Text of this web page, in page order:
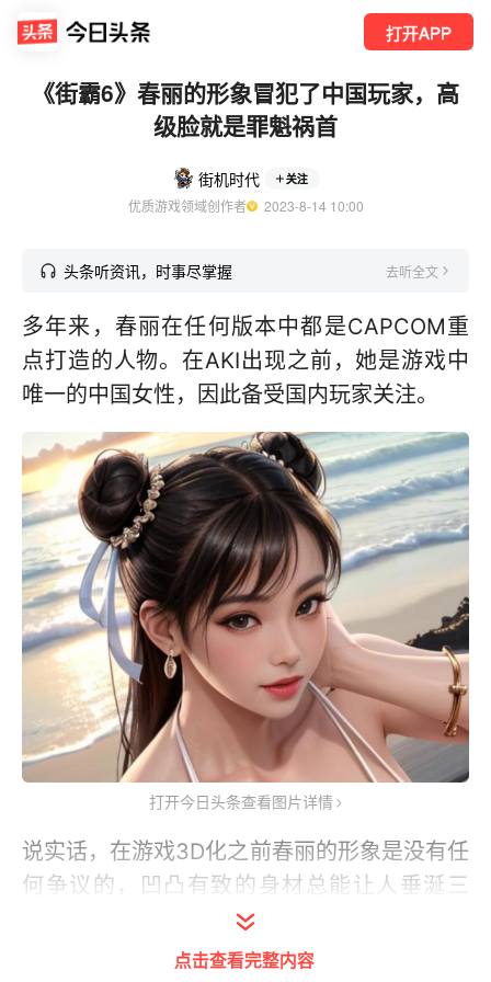
打开APP
《街霸6》春丽的形象冒犯了中国玩家，高
级脸就是罪魁祸首
街机时代 关注
优质游戏领域创作者
  2023-8-14 10:00
头条听资讯，时事尽掌握 去听全文
多年来，春丽在任何版本中都是CAPCOM重
点打造的人物。在AKI出现之前，她是游戏中
唯一的中国女性，因此备受国内玩家关注。
打开今日头条查看图片详情
说实话，在游戏3D化之前春丽的形象是没有任
何争议的，凹凸有致的身材总能让人垂涎三
尺。每次街头霸王发行新版本时，玩家们最关
心的就是春丽的身材有没有变形。在《街头霸
点击查看完整内容